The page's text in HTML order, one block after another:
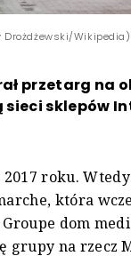
Drożdżewski/Wikipedia)
przetarg na
sklepów
roku.
która
dom
grupy na rzecz